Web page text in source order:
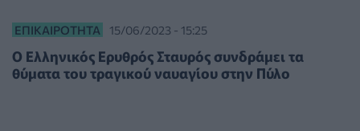
ΕΠΙΚΑΙΡΌΤΗΤΑ 15/06/2023 - 15:25
Ο Ελληνικός Ερυθρός Σταυρός συνδράμει τα
θύματα του τραγικού ναυαγίου στην Πύλο